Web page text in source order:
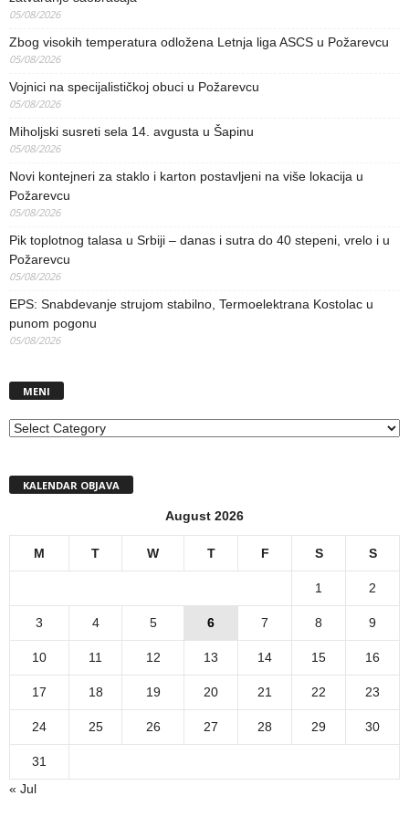
05/08/2026
Zbog visokih temperatura odložena Letnja liga ASCS u Požarevcu
05/08/2026
Vojnici na specijalističkoj obuci u Požarevcu
05/08/2026
Miholjski susreti sela 14. avgusta u Šapinu
05/08/2026
Novi kontejneri za staklo i karton postavljeni na više lokacija u
Požarevcu
05/08/2026
Pik toplotnog talasa u Srbiji – danas i sutra do 40 stepeni, vrelo i u
Požarevcu
05/08/2026
EPS: Snabdevanje strujom stabilno, Termoelektrana Kostolac u
punom pogonu
05/08/2026
MENI
MENI
KALENDAR OBJAVA
August 2026
M T W T F S S
1 2
3 4 5 6 7 8 9
10 11 12 13 14 15 16
17 18 19 20 21 22 23
24 25 26 27 28 29 30
31
« Jul